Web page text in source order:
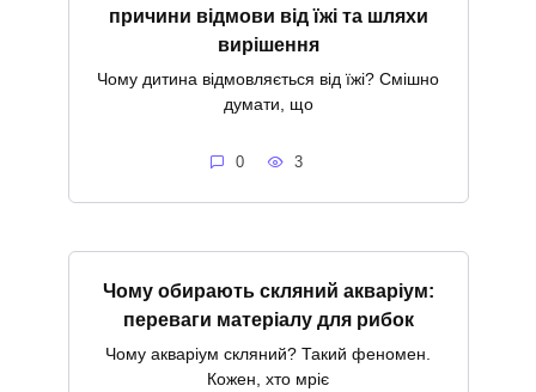
причини відмови від їжі та шляхи
вирішення
Чому дитина відмовляється від їжі? Смішно
думати, що
0 3
Чому обирають скляний акваріум:
переваги матеріалу для рибок
Чому акваріум скляний? Такий феномен.
Кожен, хто мріє